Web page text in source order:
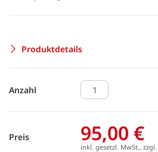
Produktdetails
Anzahl
Preis 95,00 €
inkl. gesetzl. MwSt., zzgl.